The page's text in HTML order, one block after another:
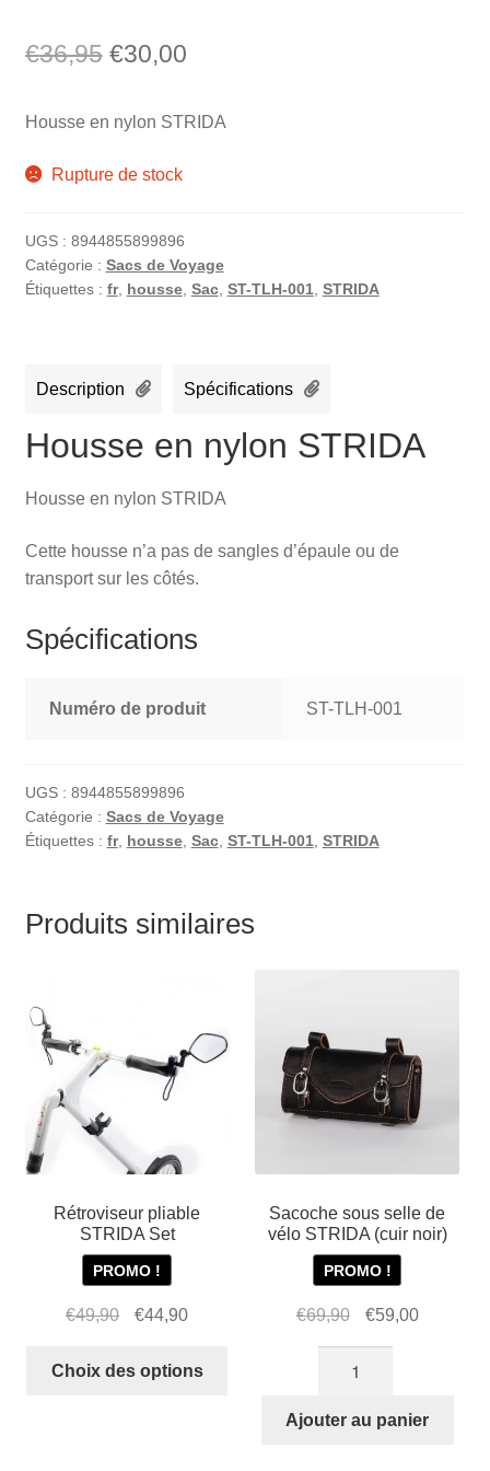
€36,95 Le
initial
était :
€30,00Le
actuel
Housse en nylon STRIDA
Rupture de stock
UGS : 8944855899896
Catégorie : Sacs de Voyage
Étiquettes : fr, housse, Sac, ST-TLH-001, STRIDA
Description Spécifications
Housse en nylon STRIDA
Housse en nylon STRIDA
Cette housse n’a pas de sangles d’épaule ou de
transport sur les côtés.
Spécifications
Numéro de produit ST-TLH-001
UGS : 8944855899896
Catégorie : Sacs de Voyage
Étiquettes : fr, housse, Sac, ST-TLH-001, STRIDA
Produits similaires
Rétroviseur pliable
STRIDA Set
PROMO !
€49,90
Le
initial
€44,90Le
actuel
Choix des options
Sacoche sous selle de
vélo STRIDA (cuir noir)
PROMO !
€69,90
Le
initial
€69,90.
€59,00Le
€59,00.
Sacoche
Ajouter au panier